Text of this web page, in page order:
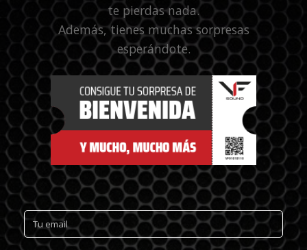
te pierdas nada.
Además, tienes muchas sorpresas
esperándote.